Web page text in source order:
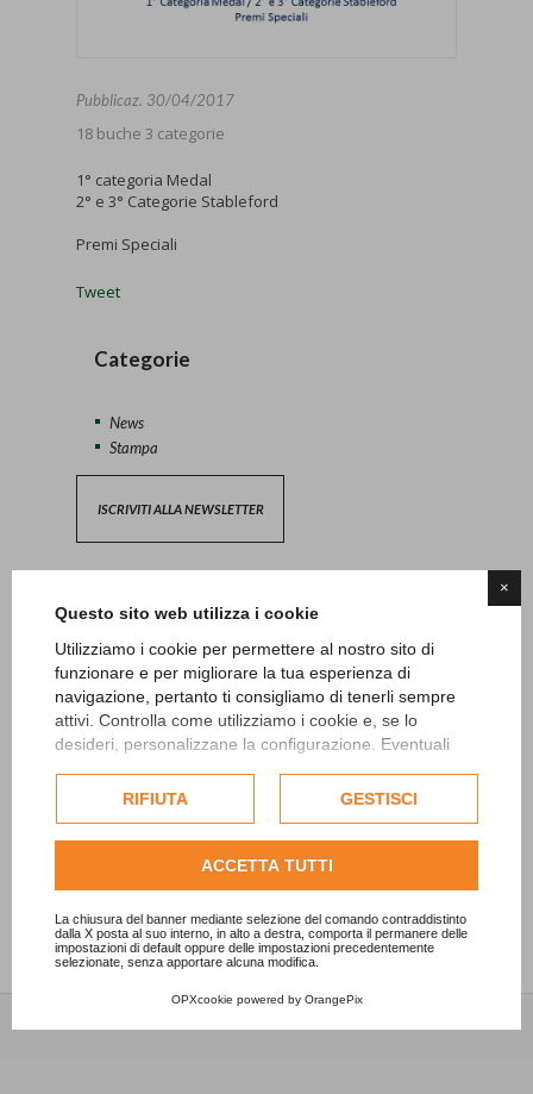
×
Questo sito web utilizza i cookie
Utilizziamo i cookie per permettere al nostro sito di
funzionare e per migliorare la tua esperienza di
navigazione, pertanto ti consigliamo di tenerli sempre
attivi. Controlla come utilizziamo i cookie e, se lo
desideri, personalizzane la configurazione. Eventuali
esclusivamente previa acquisizione del consenso
RIFIUTA GESTISCI
ACCETTA TUTTI
La chiusura del banner mediante selezione del comando contraddistinto
dalla X posta al suo interno, in alto a destra, comporta il permanere delle
impostazioni di default oppure delle impostazioni precedentemente
selezionate, senza apportare alcuna modifica.
OPXcookie powered by OrangePix
Pubblicaz. 30/04/2017
18 buche 3 categorie
1° categoria Medal
2° e 3° Categorie Stableford
Premi Speciali
Tweet
Categorie
News
Stampa
ISCRIVITI ALLA NEWSLETTER
Altri post
Lunedì 20 e martedì 21 aprile carotatura green
13/04/2026 - News
27/06/2024 - News
“Ryder SFIDA women vs men”
15/05/2024 - News